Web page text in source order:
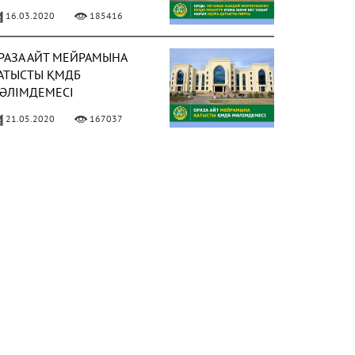
ПӘТУА
16.03.2020 185416
АЙТ МЕЙРАМЫНА
ҚМДБ
21.05.2020 167037